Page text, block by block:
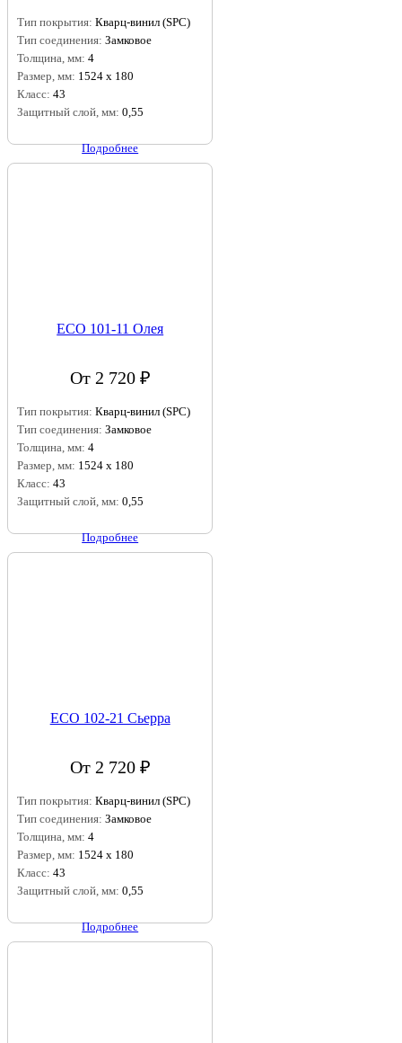
Тип покрытия: Кварц-винил (SPC)
Тип соединения: Замковое
Толщина, мм: 4
Размер, мм: 1524 х 180
Класс: 43
Защитный слой, мм: 0,55
Подробнее
ECO 101-11 Олея
От 2 720 ₽
Тип покрытия: Кварц-винил (SPC)
Тип соединения: Замковое
Толщина, мм: 4
Размер, мм: 1524 х 180
Класс: 43
Защитный слой, мм: 0,55
Подробнее
ECO 102-21 Сьерра
От 2 720 ₽
Тип покрытия: Кварц-винил (SPC)
Тип соединения: Замковое
Толщина, мм: 4
Размер, мм: 1524 х 180
Класс: 43
Защитный слой, мм: 0,55
Подробнее